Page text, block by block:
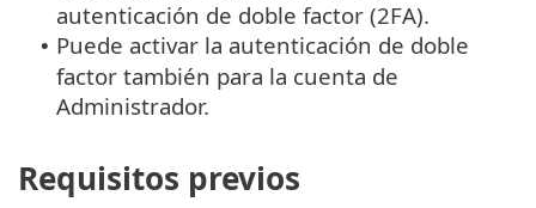
autenticación de doble factor (2FA).
• Puede activar la autenticación de doble
factor también para la cuenta de
Administrador.
Requisitos previos